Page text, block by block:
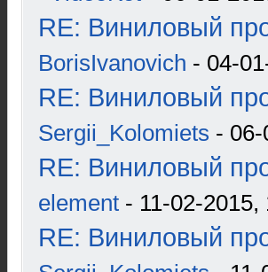
RE: Виниловый
BorisIvanovich - 04-
RE: Виниловый
Sergii_Kolomiets -
RE: Виниловый
element - 11-02-2015,
RE: Виниловый